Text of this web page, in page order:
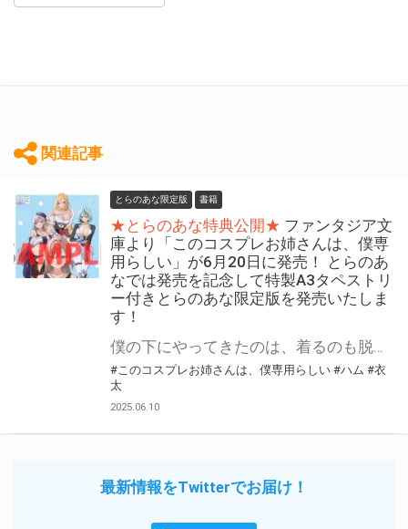
関連記事
とらのあな限定版 書籍
★とらのあな特典公開★ ファンタジア文
庫より「このコスプレお姉さんは、僕専
用らしい」が6月20日に発売！ とらのあ
なでは発売を記念して特製A3タペストリ
ー付きとらのあな限定版を発売いたしま
す！
僕の下にやってきたのは、着るのも脱ぐのも全力な彼女でした ファンタジア文庫より 『このコスプレお姉さんは、僕専用らしい』が6月20日(金)に発売！ とらのあなでは発売を記念して「特製A3タペストリー付き」とらのあな限定版を発売いたします。 とらのあな限定版の数は限られていますので是非お早めにお求めください！
#このコスプレお姉さんは、僕専用らしい #ハム #衣
太
2025.06.10
最新情報をTwitterでお届け！